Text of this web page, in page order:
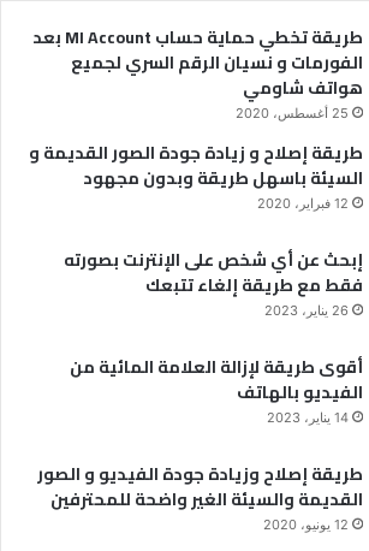
طريقة تخطي حماية حساب MI Account بعد
الفورمات و نسيان الرقم السري لجميع
هواتف شاومي
25 أغسطس، 2020
طريقة إصلاح و زيادة جودة الصور القديمة و
السيئة باسهل طريقة وبدون مجهود
12 فبراير، 2020
إبحث عن أي شخص على الإنترنت بصورته
فقط مع طريقة إلغاء تتبعك
26 يناير، 2023
أقوى طريقة لإزالة العلامة المائية من
الفيديو بالهاتف
14 يناير، 2023
طريقة إصلاح وزيادة جودة الفيديو و الصور
القديمة والسيئة الغير واضحة للمحترفين
12 يونيو، 2020